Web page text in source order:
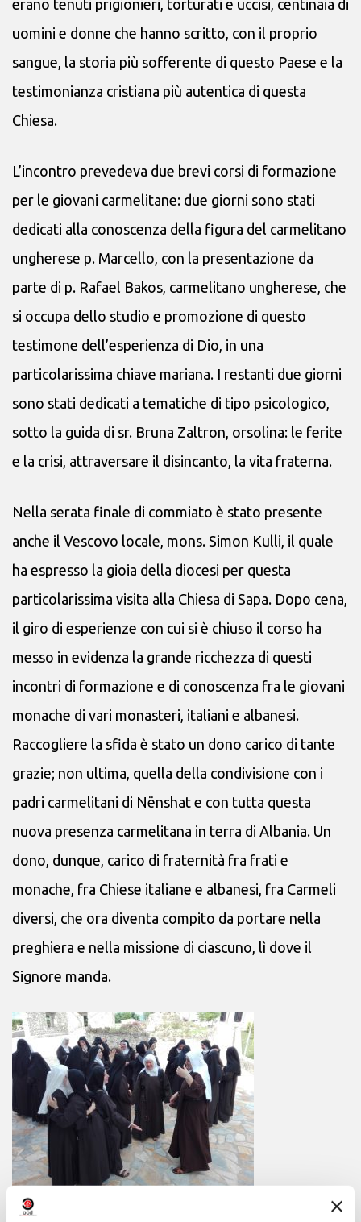
erano tenuti prigionieri, torturati e uccisi, centinaia di
uomini e donne che hanno scritto, con il proprio
sangue, la storia più sofferente di questo Paese e la
testimonianza cristiana più autentica di questa
Chiesa.
L’incontro prevedeva due brevi corsi di formazione
per le giovani carmelitane: due giorni sono stati
dedicati alla conoscenza della figura del carmelitano
ungherese p. Marcello, con la presentazione da
parte di p. Rafael Bakos, carmelitano ungherese, che
si occupa dello studio e promozione di questo
testimone dell’esperienza di Dio, in una
particolarissima chiave mariana. I restanti due giorni
sono stati dedicati a tematiche di tipo psicologico,
sotto la guida di sr. Bruna Zaltron, orsolina: le ferite
e la crisi, attraversare il disincanto, la vita fraterna.
Nella serata finale di commiato è stato presente
anche il Vescovo locale, mons. Simon Kulli, il quale
ha espresso la gioia della diocesi per questa
particolarissima visita alla Chiesa di Sapa. Dopo cena,
il giro di esperienze con cui si è chiuso il corso ha
messo in evidenza la grande ricchezza di questi
incontri di formazione e di conoscenza fra le giovani
monache di vari monasteri, italiani e albanesi.
Raccogliere la sfida è stato un dono carico di tante
grazie; non ultima, quella della condivisione con i
padri carmelitani di Nënshat e con tutta questa
nuova presenza carmelitana in terra di Albania. Un
dono, dunque, carico di fraternità fra frati e
monache, fra Chiese italiane e albanesi, fra Carmeli
diversi, che ora diventa compito da portare nella
preghiera e nella missione di ciascuno, lì dove il
Signore manda.